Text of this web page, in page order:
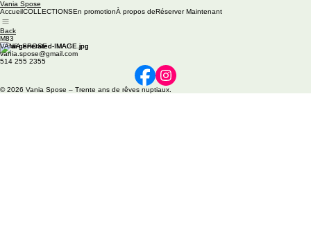
Vania Spose
AccueilCOLLECTIONSEn promotionÀ propos deRéserver Maintenant
Back
M83
VANIA SPOSE
vania.spose@gmail.com
514 255 2355
© 2026 Vania Spose – Trente ans de rêves nuptiaux.